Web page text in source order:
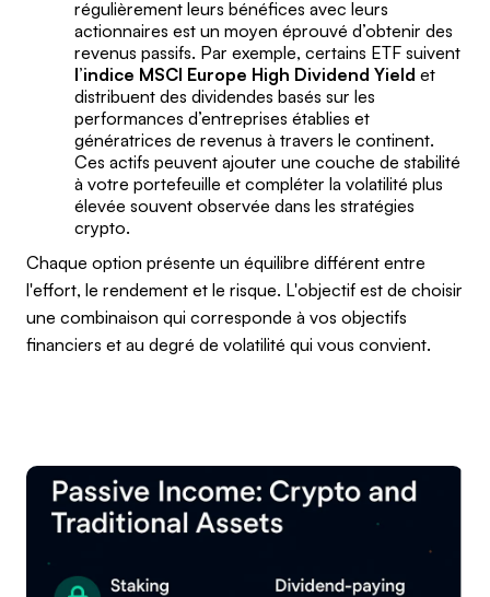
régulièrement leurs bénéfices avec leurs
actionnaires est un moyen éprouvé d’obtenir des
revenus passifs. Par exemple, certains ETF suivent
l’indice MSCI Europe High Dividend Yield et
distribuent des dividendes basés sur les
performances d’entreprises établies et
génératrices de revenus à travers le continent.
Ces actifs peuvent ajouter une couche de stabilité
à votre portefeuille et compléter la volatilité plus
élevée souvent observée dans les stratégies
crypto.
Chaque option présente un équilibre différent entre
l'effort, le rendement et le risque. L'objectif est de choisir
une combinaison qui corresponde à vos objectifs
financiers et au degré de volatilité qui vous convient.